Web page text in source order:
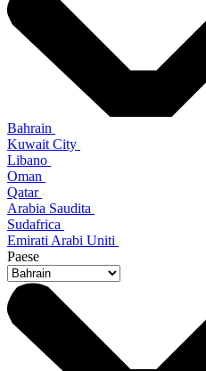
Bahrain
Kuwait City
Libano
Oman
Qatar
Arabia Saudita
Sudafrica
Emirati Arabi Uniti
Paese